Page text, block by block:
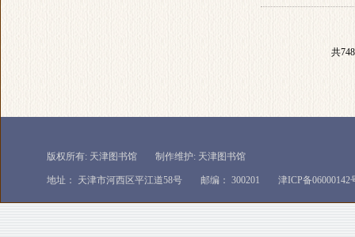
共
版权所有: 天津图书馆 制作维护: 天津图书馆
地址： 天津市河西区平江道58号 邮编： 300201 津ICP备06000142